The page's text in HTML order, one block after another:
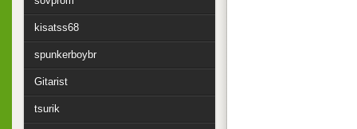
kisatss68
spunkerboybr
Gitarist
tsurik